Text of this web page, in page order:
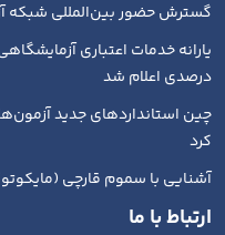
گسترش حضور بین‌المللی شبکه
درصدی اعلام شد
چین استانداردهای جدید
کرد
آشنایی با سموم قارچی
ارتباط با ما